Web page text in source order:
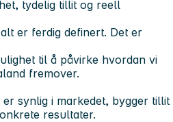
tydelig tillit og reell
er ferdig definert. Det er
til å påvirke hvordan vi
fremover.
synlig i markedet, bygger tillit
resultater.